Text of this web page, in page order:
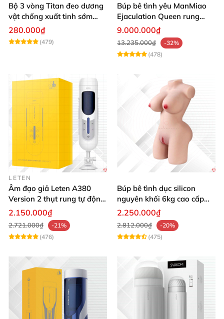
Bộ 3 vòng Titan đeo dương
vật chống xuất tinh sớm
silicon y tế tăng hưng phấn
280.000₫
(479)
Búp bê tình yêu ManMiao
Ejaculation Queen rung
cảm biến sưởi ấm phun
nước thông minh
9.000.000₫
13.235.000₫
-32%
(478)
LETEN
Âm đạo giả Leten A380
Version 2 thụt rung tự động,
cảm giác thật
2.150.000₫
2.721.000₫
-21%
(476)
Búp bê tình dục silicon
nguyên khối 6kg cao cấp
hot giá tốt
2.250.000₫
2.812.000₫
-20%
(475)